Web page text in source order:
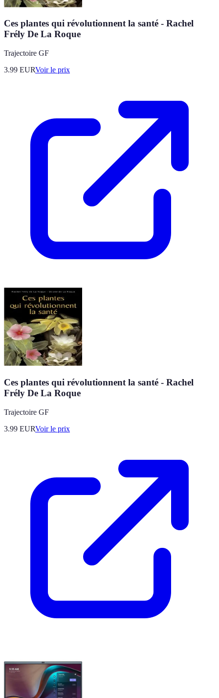
Ces plantes qui révolutionnent la santé - Rachel
Frély De La Roque
Trajectoire GF
3.99 EURVoir le prix
Ces plantes qui révolutionnent la santé - Rachel
Frély De La Roque
Trajectoire GF
3.99 EURVoir le prix